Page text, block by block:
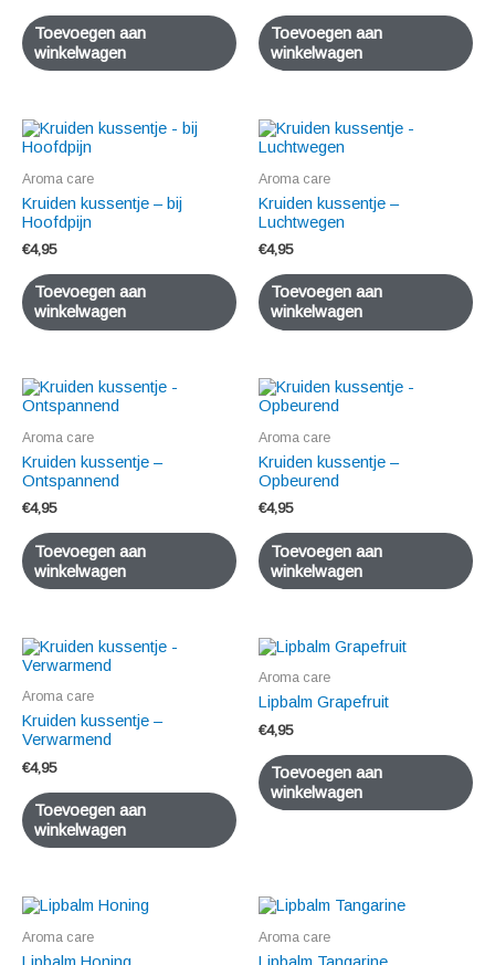
Toevoegen aan
winkelwagen
Toevoegen aan
winkelwagen
Aroma care
Kruiden kussentje – bij
Hoofdpijn
€4,95
Toevoegen aan
winkelwagen
Aroma care
Kruiden kussentje –
Luchtwegen
€4,95
Toevoegen aan
winkelwagen
Aroma care
Kruiden kussentje –
Ontspannend
€4,95
Toevoegen aan
winkelwagen
Aroma care
Kruiden kussentje –
Opbeurend
€4,95
Toevoegen aan
winkelwagen
Aroma care
Kruiden kussentje –
Verwarmend
€4,95
Toevoegen aan
winkelwagen
Aroma care
Lipbalm Grapefruit
€4,95
Toevoegen aan
winkelwagen
Aroma care
Lipbalm Honing
Aroma care
Lipbalm Tangarine